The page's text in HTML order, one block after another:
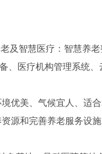
及智慧医疗：智慧养
、医疗机构管理系统、
优美、气候宜人、适合
源和完善养老服务设